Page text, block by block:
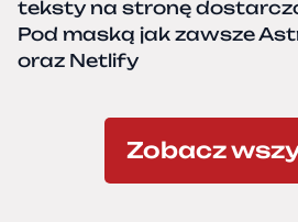
teksty na stronę
Pod maską jak zawsze
oraz Netlify
Zobacz